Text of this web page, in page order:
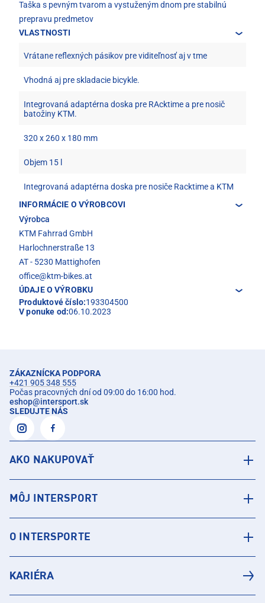
Taška s pevným tvarom a vystuženým dnom pre stabilnú
prepravu predmetov
VLASTNOSTI
Vrátane reflexných pásikov pre viditeľnosť aj v tme
Vhodná aj pre skladacie bicykle.
Integrovaná adaptérna doska pre RAcktime a pre nosič
batožiny KTM.
320 x 260 x 180 mm
Objem 15 l
Integrovaná adaptérna doska pre nosiče Racktime a KTM
INFORMÁCIE O VÝROBCOVI
Výrobca
KTM Fahrrad GmbH
Harlochnerstraße 13
AT - 5230 Mattighofen
office@ktm-bikes.at
ÚDAJE O VÝROBKU
Produktové číslo:193304500
V ponuke od:06.10.2023
ZÁKAZNÍCKA PODPORA
+421 905 348 555
Počas pracovných dní od 09:00 do 16:00 hod.
eshop@intersport.sk
SLEDUJTE NÁS
AKO NAKUPOVAŤ
MÔJ INTERSPORT
O INTERSPORTE
KARIÉRA